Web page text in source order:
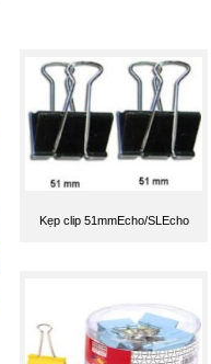
Kẹp clip 51mmEcho/SLEcho